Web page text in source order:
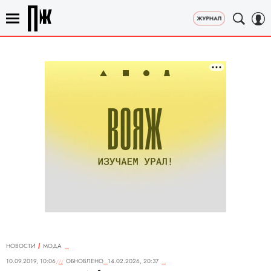
НОВОСТИ
МОДА
10.09.2019, 10:06
ОБНОВЛЕНО 14.02.2026, 20:37